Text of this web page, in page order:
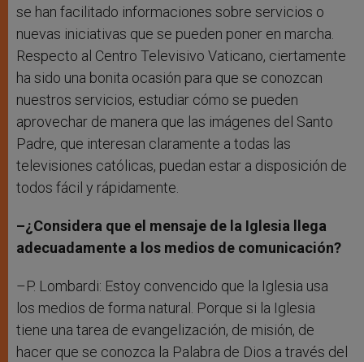
se han facilitado informaciones sobre servicios o
nuevas iniciativas que se pueden poner en marcha.
Respecto al Centro Televisivo Vaticano, ciertamente
ha sido una bonita ocasión para que se conozcan
nuestros servicios, estudiar cómo se pueden
aprovechar de manera que las imágenes del Santo
Padre, que interesan claramente a todas las
televisiones católicas, puedan estar a disposición de
todos fácil y rápidamente.
–¿Considera que el mensaje de la Iglesia llega
adecuadamente a los medios de comunicación?
–P. Lombardi: Estoy convencido que la Iglesia usa
los medios de forma natural. Porque si la Iglesia
tiene una tarea de evangelización, de misión, de
hacer que se conozca la Palabra de Dios a través del